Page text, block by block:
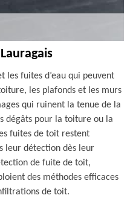
fuites d’eau qui peuvent
les plafonds et les murs
qui ruinent la tenue de la
dégâts pour la toiture ou la
fuites de toit restent
leur détection dès leur
de fuite de toit,
des méthodes efficaces
de toit.